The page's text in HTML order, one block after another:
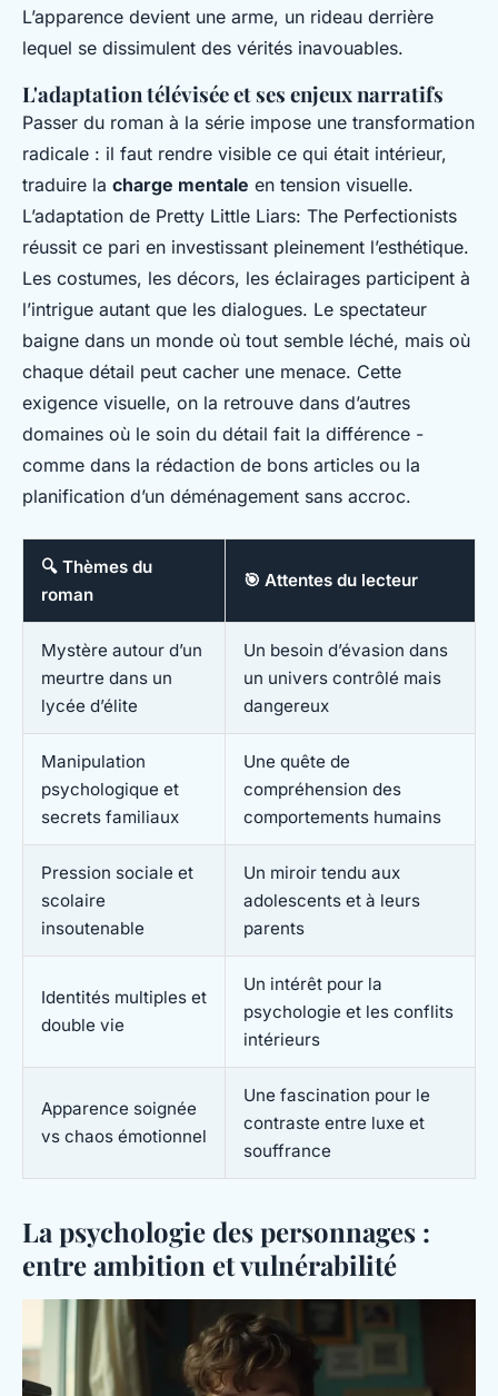
L’apparence devient une arme, un rideau derrière
lequel se dissimulent des vérités inavouables.
L'adaptation télévisée et ses enjeux narratifs
Passer du roman à la série impose une transformation
radicale : il faut rendre visible ce qui était intérieur,
traduire la charge mentale en tension visuelle.
L’adaptation de Pretty Little Liars: The Perfectionists
réussit ce pari en investissant pleinement l’esthétique.
Les costumes, les décors, les éclairages participent à
l’intrigue autant que les dialogues. Le spectateur
baigne dans un monde où tout semble léché, mais où
chaque détail peut cacher une menace. Cette
exigence visuelle, on la retrouve dans d’autres
domaines où le soin du détail fait la différence -
comme dans la rédaction de bons articles ou la
planification d’un déménagement sans accroc.
🔍 Thèmes du
roman
🎯 Attentes du lecteur
Mystère autour d’un
meurtre dans un
lycée d’élite
Un besoin d’évasion dans
un univers contrôlé mais
dangereux
Manipulation
psychologique et
secrets familiaux
Une quête de
compréhension des
comportements humains
Pression sociale et
scolaire
insoutenable
Un miroir tendu aux
adolescents et à leurs
parents
Identités multiples et
double vie
Un intérêt pour la
psychologie et les conflits
intérieurs
Apparence soignée
vs chaos émotionnel
Une fascination pour le
contraste entre luxe et
souffrance
La psychologie des personnages :
entre ambition et vulnérabilité